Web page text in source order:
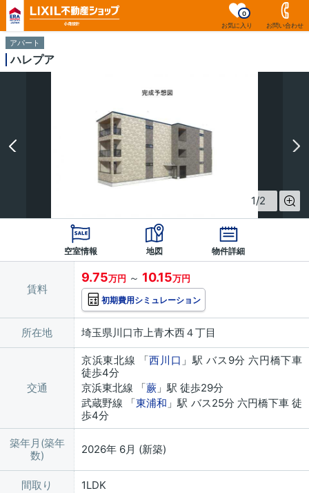
お気に入り
0
お問い合わせ
アパート
ハレプア
1/2
空室情報 地図 物件詳細
賃料
9.75万円 ～ 10.15万円
初期費用シミュレーション
所在地 埼玉県川口市上青木西４丁目
交通
京浜東北線 「西川口 」駅 バス9分 六円橋下車
徒歩4分
京浜東北線 「蕨 」駅 徒歩29分
武蔵野線 「東浦和 」駅 バス25分 六円橋下車 徒
歩4分
築年月(築年
数)
2026年 6月 (新築)
間取り 1LDK